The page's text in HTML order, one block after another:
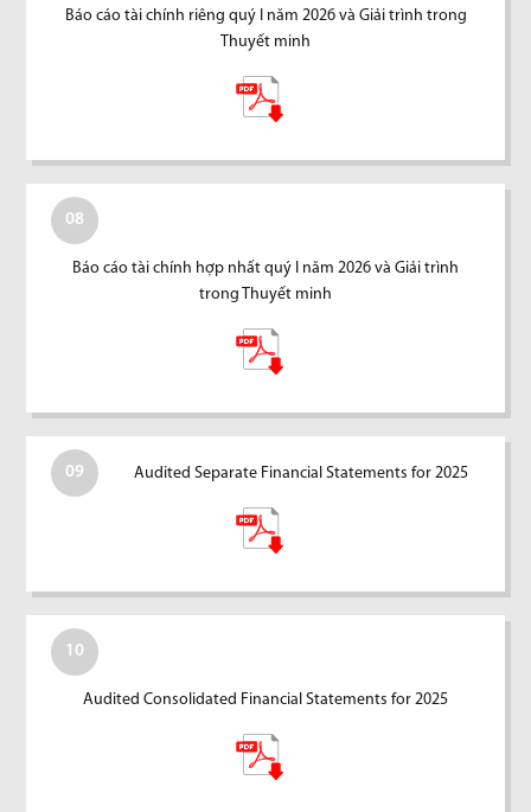
Báo cáo tài chính riêng quý I năm 2026 và Giải trình trong
Thuyết minh
08
Báo cáo tài chính hợp nhất quý I năm 2026 và Giải trình
trong Thuyết minh
09 Audited Separate Financial Statements for 2025
10
Audited Consolidated Financial Statements for 2025